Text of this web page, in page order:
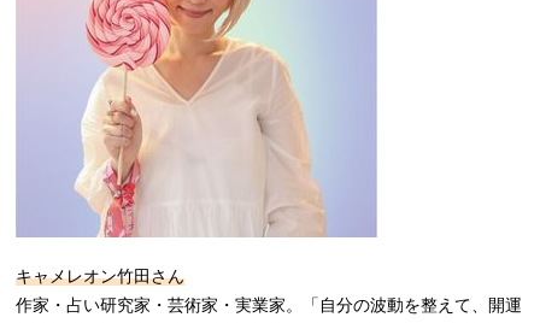
キャメレオン竹田さん
作家・占い研究家・芸術家・実業家。「自分の波動を整えて、開運